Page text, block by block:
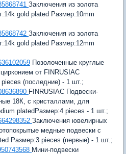
Заключения из золота
gold plated Размер:10mm
Заключения из золота
gold plated Размер:12mm
Позолоченные круглые
от FINRUSIAC
(последние) - 1 шт.;
FINRUSIAC Подвески-
18К, с кристаллами, для
platedРазмер:4 pieces - 1 шт.;
Заключения ювелирных
медные подвески с
Размер:3 pieces (первые) - 1 шт.;
Мини-подвески